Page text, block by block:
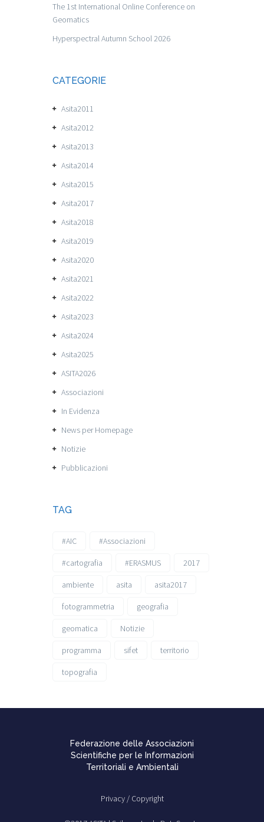
The 1st International Online Conference on
Geomatics
Hyperspectral Autumn School 2026
CATEGORIE
Asita2011
Asita2012
Asita2013
Asita2014
Asita2015
Asita2017
Asita2018
Asita2019
Asita2020
Asita2021
Asita2022
Asita2023
Asita2024
Asita2025
ASITA2026
Associazioni
In Evidenza
News per Homepage
Notizie
Pubblicazioni
TAG
#AIC #Associazioni
#cartografia #ERASMUS 2017
ambiente asita asita2017
fotogrammetria geografia
geomatica Notizie
programma sifet territorio
topografia
Federazione delle Associazioni
Scientifiche per le Informazioni
Territoriali e Ambientali
Privacy / Copyright